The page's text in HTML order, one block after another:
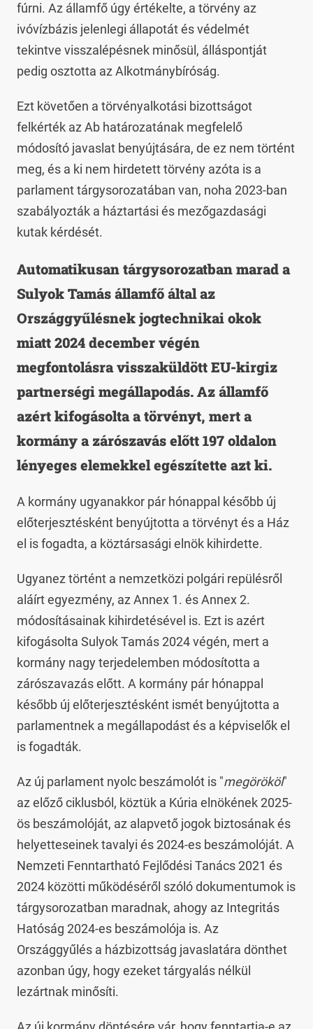
fúrni. Az államfő úgy értékelte, a törvény az
ivóvízbázis jelenlegi állapotát és védelmét
tekintve visszalépésnek minősül, álláspontját
pedig osztotta az Alkotmánybíróság.
Ezt követően a törvényalkotási bizottságot
felkérték az Ab határozatának megfelelő
módosító javaslat benyújtására, de ez nem történt
meg, és a ki nem hirdetett törvény azóta is a
parlament tárgysorozatában van, noha 2023-ban
szabályozták a háztartási és mezőgazdasági
kutak kérdését.
Automatikusan tárgysorozatban marad a
Sulyok Tamás államfő által az
Országgyűlésnek jogtechnikai okok
miatt 2024 december végén
megfontolásra visszaküldött EU-kirgiz
partnerségi megállapodás. Az államfő
azért kifogásolta a törvényt, mert a
kormány a zárószavás előtt 197 oldalon
lényeges elemekkel egészítette azt ki.
A kormány ugyanakkor pár hónappal később új
előterjesztésként benyújtotta a törvényt és a Ház
el is fogadta, a köztársasági elnök kihirdette.
Ugyanez történt a nemzetközi polgári repülésről
aláírt egyezmény, az Annex 1. és Annex 2.
módosításainak kihirdetésével is. Ezt is azért
kifogásolta Sulyok Tamás 2024 végén, mert a
kormány nagy terjedelemben módosította a
zárószavazás előtt. A kormány pár hónappal
később új előterjesztésként ismét benyújtotta a
parlamentnek a megállapodást és a képviselők el
is fogadták.
Az új parlament nyolc beszámolót is "megörököl"
az előző ciklusból, köztük a Kúria elnökének 2025-
ös beszámolóját, az alapvető jogok biztosának és
helyetteseinek tavalyi és 2024-es beszámolóját. A
Nemzeti Fenntartható Fejlődési Tanács 2021 és
2024 közötti működéséről szóló dokumentumok is
tárgysorozatban maradnak, ahogy az Integritás
Hatóság 2024-es beszámolója is. Az
Országgyűlés a házbizottság javaslatára dönthet
azonban úgy, hogy ezeket tárgyalás nélkül
lezártnak minősíti.